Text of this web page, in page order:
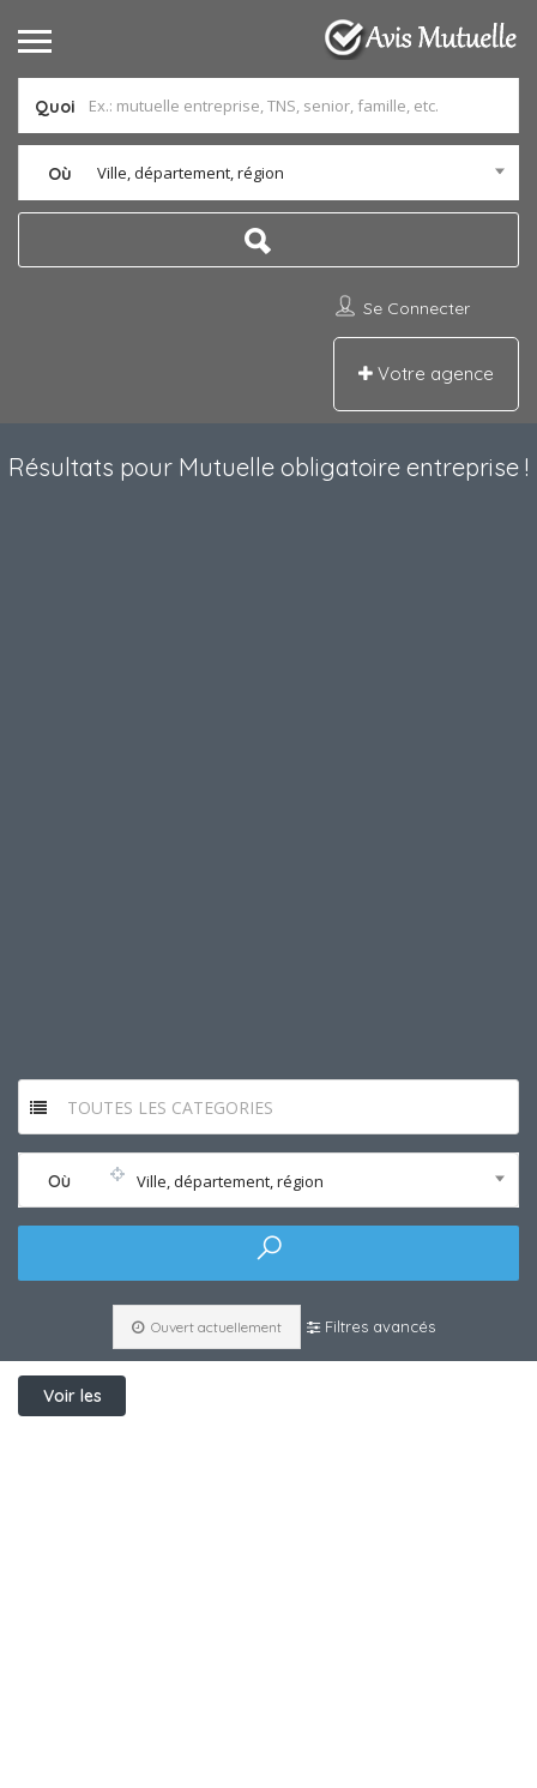
Quoi
Où Ville, département, région
Se Connecter
Votre agence
Résultats pour Mutuelle obligatoire entreprise !
TOUTES LES CATEGORIES
Où Ville, département, région
Ouvert actuellement Filtres avancés
Voir les